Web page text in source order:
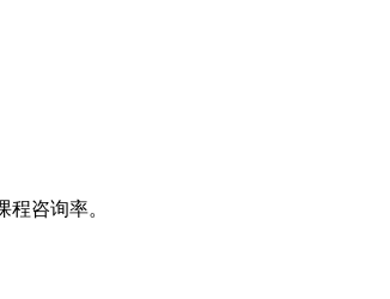
咨询率。